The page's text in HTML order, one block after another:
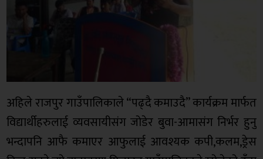
अहिले राजपुर गाउँपालिकाले “पढ्दै कमाउदै” कार्यक्रम मार्फत
विद्यार्थीहरुलाई व्यवसायीसंग जोडेर बुवा-आमासंग निर्भर हुनु
भन्दापनि आफै कमाएर आफुलाई आवश्यक कपी,कलम,ड्रेस